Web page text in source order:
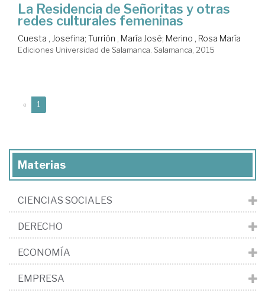
La Residencia de Señoritas y otras
redes culturales femeninas
Cuesta , Josefina; Turrión , María José; Merino , Rosa María
Ediciones Universidad de Salamanca. Salamanca, 2015
« 1
Materias
CIENCIAS SOCIALES
DERECHO
ECONOMÍA
EMPRESA